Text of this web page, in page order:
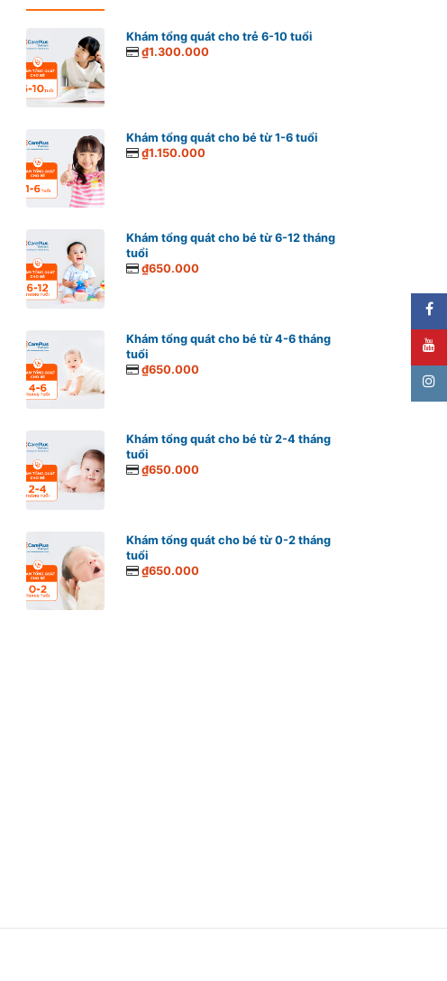
Khám tổng quát cho trẻ 6-10 tuổi
₫1.300.000
Khám tổng quát cho bé từ 1-6 tuổi
₫1.150.000
Khám tổng quát cho bé từ 6-12 tháng
tuổi
₫650.000
Khám tổng quát cho bé từ 4-6 tháng
tuổi
₫650.000
Khám tổng quát cho bé từ 2-4 tháng
tuổi
₫650.000
Khám tổng quát cho bé từ 0-2 tháng
tuổi
₫650.000